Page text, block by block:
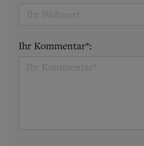
Ihr Kommentar*: